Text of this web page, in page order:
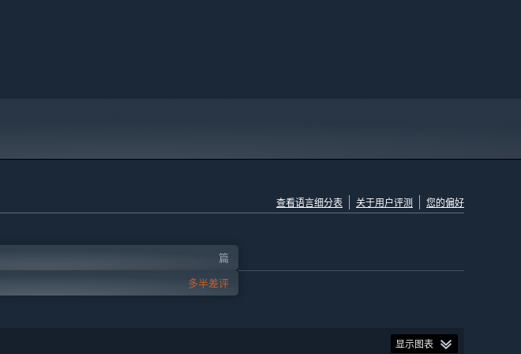
查看语言细分表 关于用户评测 您的偏好
篇
多半差评
显示图表